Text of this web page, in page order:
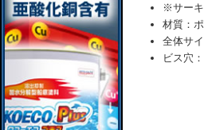
※サーキ
材質：
全体サ
ビス穴